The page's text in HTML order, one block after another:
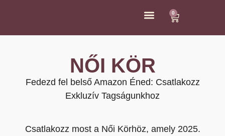
0
NŐI KÖR
Fedezd fel belső Amazon Éned: Csatlakozz
Exkluzív Tagságunkhoz
Csatlakozz most a Női Körhöz, amely 2025.